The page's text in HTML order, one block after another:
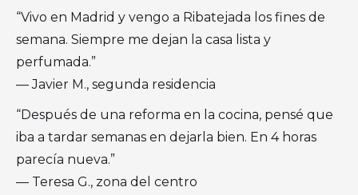
“Vivo en Madrid y vengo a Ribatejada los fines de
semana. Siempre me dejan la casa lista y
perfumada.”
— Javier M., segunda residencia
“Después de una reforma en la cocina, pensé que
iba a tardar semanas en dejarla bien. En 4 horas
parecía nueva.”
— Teresa G., zona del centro